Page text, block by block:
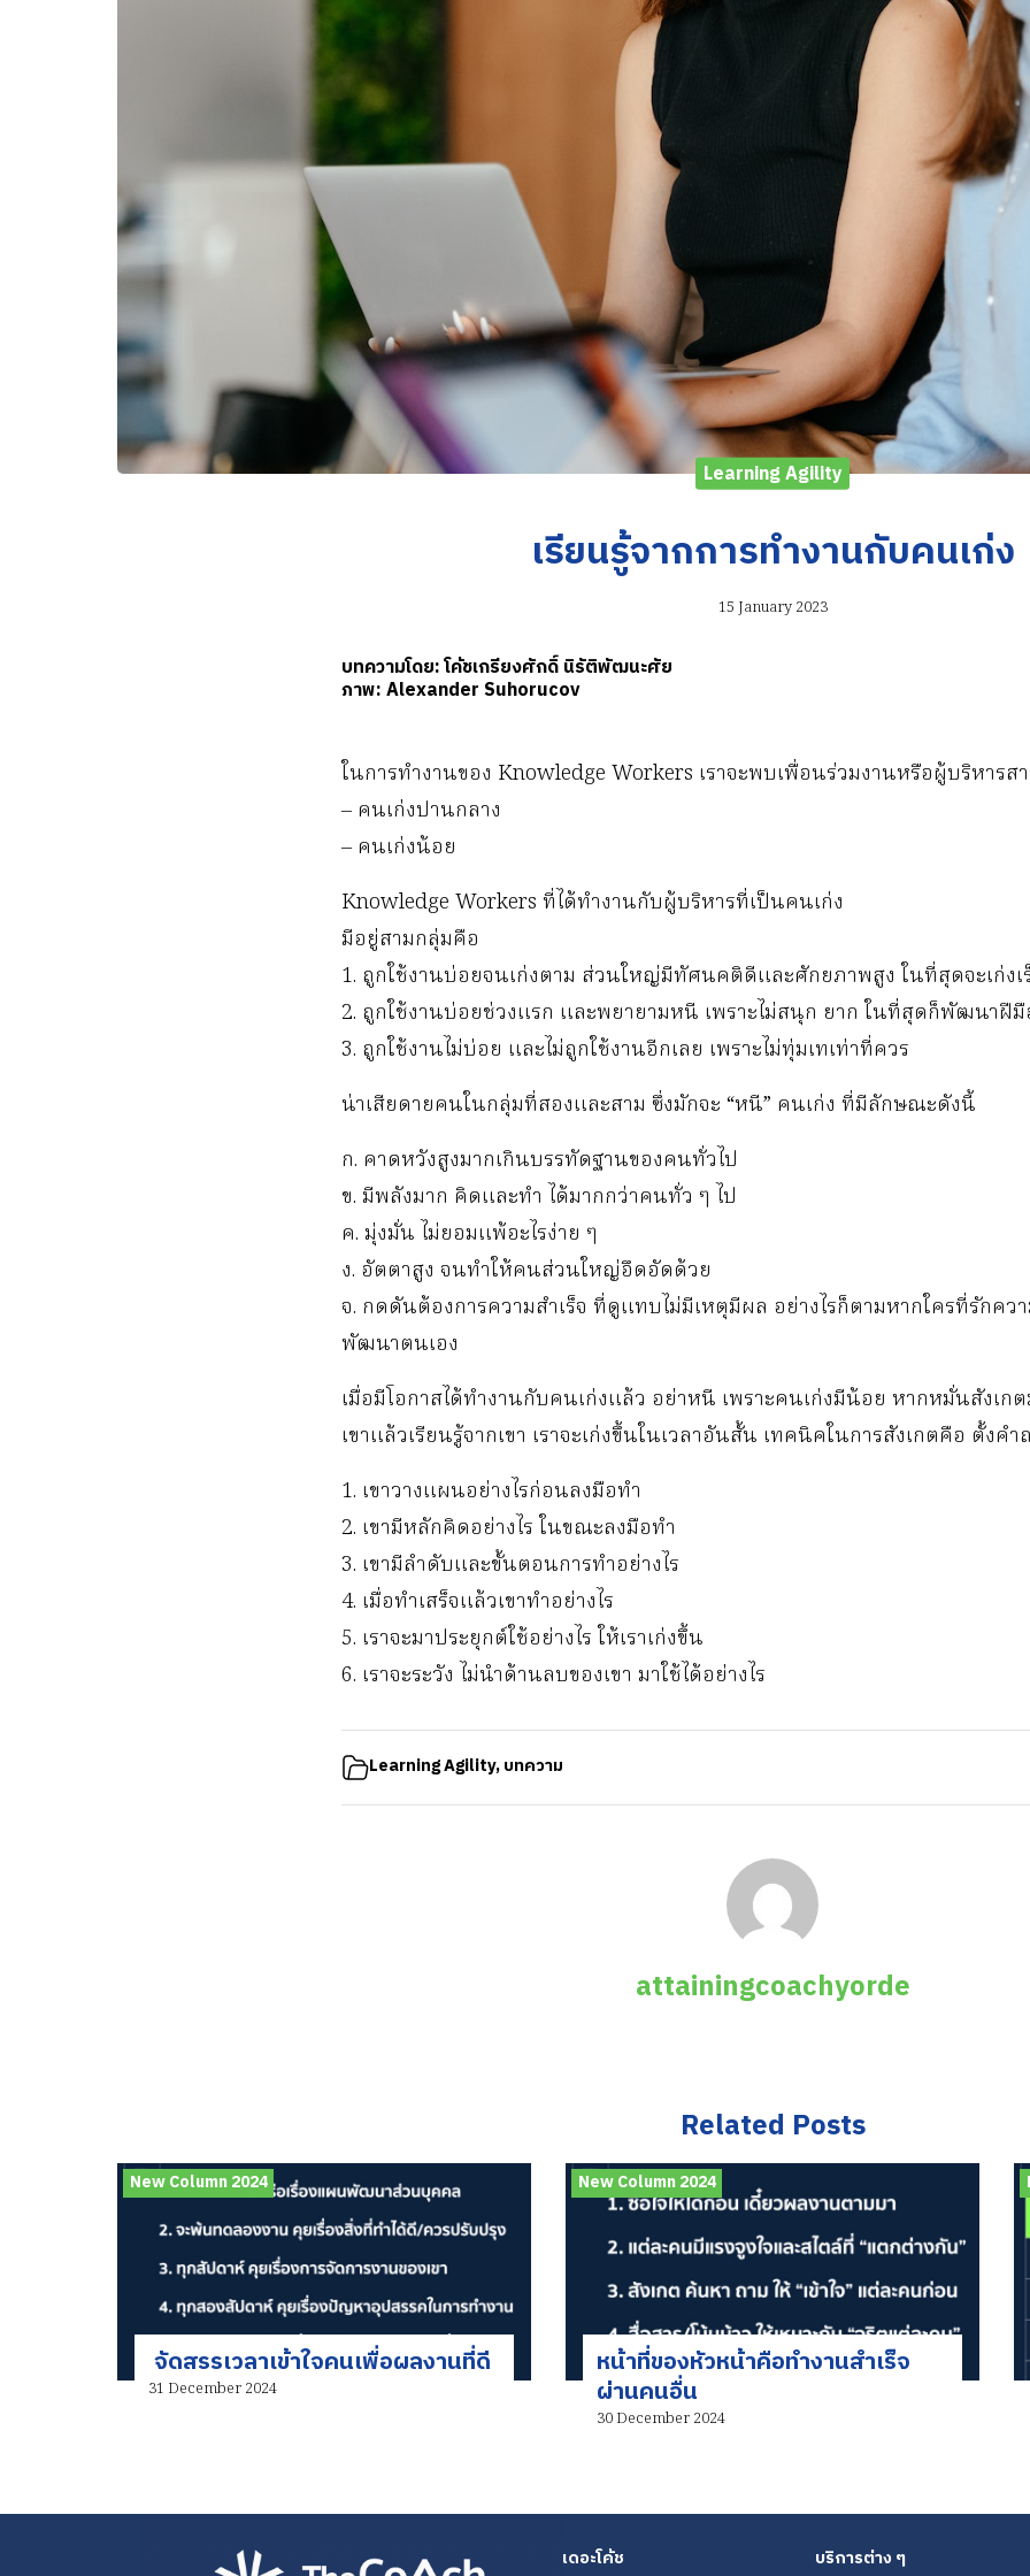
Learning Agility
เรียนรู้จากการทำงานกับคนเก่ง
15 January 2023
บทความโดย: โค้ชเกรียงศักดิ์ นิรัติพัฒนะศัย
ภาพ: Alexander Suhorucov
ในการทำงานของ Knowledge Workers เราจะพบเพื่อนร่วมงานหรือผู้บริหารส
– คนเก่งปานกลาง
– คนเก่งน้อย
Knowledge Workers ที่ได้ทำงานกับผู้บริหารที่เป็นคนเก่ง
มีอยู่สามกลุ่มคือ
1. ถูกใช้งานบ่อยจนเก่งตาม ส่วนใหญ่มีทัศนคติดีและศักยภาพสูง ในที่สุดจะเก่งเ
2. ถูกใช้งานบ่อยช่วงแรก และพยายามหนี เพราะไม่สนุก ยาก ในที่สุดก็พัฒนาฝี
3. ถูกใช้งานไม่บ่อย และไม่ถูกใช้งานอีกเลย เพราะไม่ทุ่มเทเท่าที่ควร
น่าเสียดายคนในกลุ่มที่สองและสาม ซึ่งมักจะ “หนี” คนเก่ง ที่มีลักษณะดังนี้
ก. คาดหวังสูงมากเกินบรรทัดฐานของคนทั่วไป
ข. มีพลังมาก คิดและทำ ได้มากกว่าคนทั่ว ๆ ไป
ค. มุ่งมั่น ไม่ยอมแพ้อะไรง่าย ๆ
ง. อัตตาสูง จนทำให้คนส่วนใหญ่อึดอัดด้วย
จ. กดดันต้องการความสำเร็จ ที่ดูแทบไม่มีเหตุมีผล อย่างไรก็ตามหากใครที่รักคว
พัฒนาตนเอง
เมื่อมีโอกาสได้ทำงานกับคนเก่งแล้ว อย่าหนี เพราะคนเก่งมีน้อย หากหมั่นสังเก
เขาแล้วเรียนรู้จากเขา เราจะเก่งขึ้นในเวลาอันสั้น เทคนิคในการสังเกตคือ ตั้งคำ
1. เขาวางแผนอย่างไรก่อนลงมือทำ
2. เขามีหลักคิดอย่างไร ในขณะลงมือทำ
3. เขามีลำดับและขั้นตอนการทำอย่างไร
4. เมื่อทำเสร็จแล้วเขาทำอย่างไร
5. เราจะมาประยุกต์ใช้อย่างไร ให้เราเก่งขึ้น
6. เราจะระวัง ไม่นำด้านลบของเขา มาใช้ได้อย่างไร
Learning Agility,บทความ
attainingcoachyorde
Related Posts
New Column 2024
จัดสรรเวลาเข้าใจคนเพื่อผลงานที่ดี
31 December 2024
New Column 2024
หน้าที่ของหัวหน้าคือทำงานสำเร็จ
ผ่านคนอื่น
30 December 2024
เดอะโค้ช บริการต่าง ๆ